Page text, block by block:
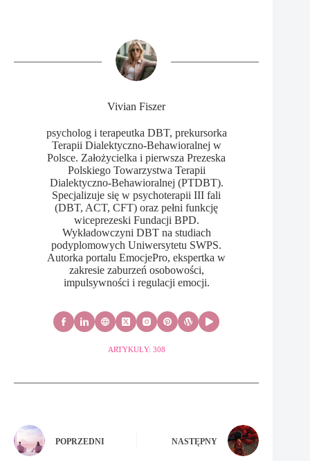
Vivian Fiszer
psycholog i terapeutka DBT, prekursorka
Terapii Dialektyczno-Behawioralnej w
Polsce. Założycielka i pierwsza Prezeska
Polskiego Towarzystwa Terapii
Dialektyczno-Behawioralnej (PTDBT).
Specjalizuje się w psychoterapii III fali
(DBT, ACT, CFT) oraz pełni funkcję
wiceprezeski Fundacji BPD.
Wykładowczyni DBT na studiach
podyplomowych Uniwersytetu SWPS.
Autorka portalu EmocjePro, ekspertka w
zakresie zaburzeń osobowości,
impulsywności i regulacji emocji.
ARTYKUŁY: 308
POPRZEDNI NASTĘPNY